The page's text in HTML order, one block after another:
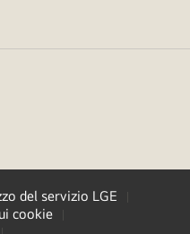
del servizio LGE
cookie